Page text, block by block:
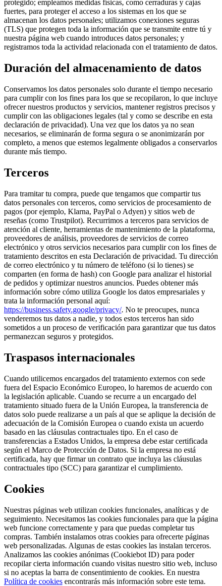
protegido; empleamos medidas físicas, como cerraduras y cajas
fuertes, para proteger el acceso a los sistemas en los que se
almacenan los datos personales; utilizamos conexiones seguras
(TLS) que protegen toda la información que se transmite entre tú y
nuestra página web cuando introduces datos personales; y
registramos toda la actividad relacionada con el tratamiento de datos.
Duración del almacenamiento de datos
Conservamos los datos personales solo durante el tiempo necesario
para cumplir con los fines para los que se recopilaron, lo que incluye
ofrecer nuestros productos y servicios, mantener registros precisos y
cumplir con las obligaciones legales (tal y como se describe en esta
declaración de privacidad). Una vez que los datos ya no sean
necesarios, se eliminarán de forma segura o se anonimizarán por
completo, a menos que estemos legalmente obligados a conservarlos
durante más tiempo.
Terceros
Para tramitar tu compra, puede que tengamos que compartir tus
datos personales con terceros, como servicios de procesamiento de
pagos (por ejemplo, Klarna, PayPal o Adyen) y sitios web de
reseñas (como Trustpilot). Recurrimos a terceros para servicios de
atención al cliente, herramientas de mantenimiento de la plataforma,
proveedores de análisis, proveedores de servicios de correo
electrónico y otros servicios necesarios para cumplir con los fines de
tratamiento descritos en esta Declaración de privacidad. Tu dirección
de correo electrónico y tu número de teléfono (si lo tienes) se
comparten (en forma de hash) con Google para analizar el historial
de pedidos y optimizar nuestros anuncios. Puedes obtener más
información sobre cómo utiliza Google los datos empresariales y
trata la información personal aquí:
https://business.safety.google/privacy/. No te preocupes, nunca
venderemos tus datos a nadie, y todos estos terceros han sido
sometidos a un proceso de verificación para garantizar que tus datos
permanezcan seguros y protegidos.
Traspasos internacionales
Cuando utilicemos encargados del tratamiento externos con sede
fuera del Espacio Económico Europeo, lo haremos de acuerdo con
la legislación aplicable. Cuando se recurre a un encargado del
tratamiento situado fuera de la Unión Europea, la transferencia de
datos solo puede realizarse a un país al que se aplique la decisión de
adecuación de la Comisión Europea o cuando exista un acuerdo
basado en las cláusulas contractuales tipo. En el caso de
transferencias a Estados Unidos, la empresa debe estar certificada
según el Marco de Protección de Datos. Si la empresa no está
certificada, hay que firmar un contrato que incluya las cláusulas
contractuales tipo (SCC) para garantizar el cumplimiento.
Cookies
Nuestras páginas web utilizan cookies funcionales, analíticas y de
seguimiento. Necesitamos las cookies funcionales para que la página
web funcione correctamente y para que puedas completar tus
compras. También instalamos otras cookies para ofrecerte páginas
web personalizadas. Algunas de estas cookies las instalan terceros.
Analizamos las cookies anónimas (Cookiebot ID) para poder
recopilar cierta información cuando visitas nuestro sitio web, incluso
si no aceptas la barra de consentimiento de cookies. En nuestra
Política de cookies encontrarás más información sobre este tema.